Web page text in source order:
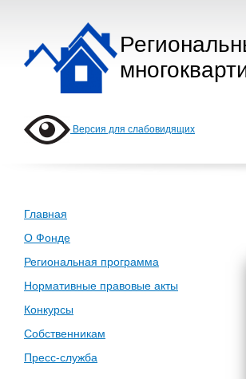
Версия для слабовидящих
Главная
О Фонде
Региональная программа
Нормативные правовые акты
Конкурсы
Собственникам
Пресс-служба